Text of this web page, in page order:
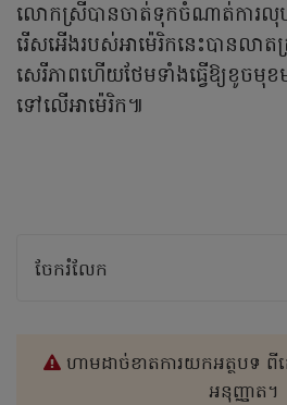
លោកស្រីបានចាត់ទុកចំណាត់ការលុប
រើសអើងរបស់អាម៉េរិកនេះបានលា
សេរីភាពហើយថែមទាំងធ្វើឱ្យខូចមុ
ទៅលើអាម៉េរិក៕
ចែករំលែក
ហាមដាច់ខាតការយកអត្ថបទ ពី
អនុញ្ញាត។